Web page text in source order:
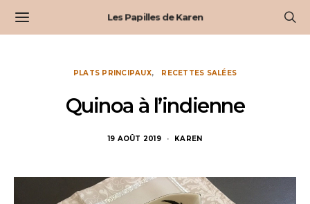
Les Papilles de Karen
PLATS PRINCIPAUX RECETTES SALÉES
Quinoa à l’indienne
19 AOÛT 2019 KAREN